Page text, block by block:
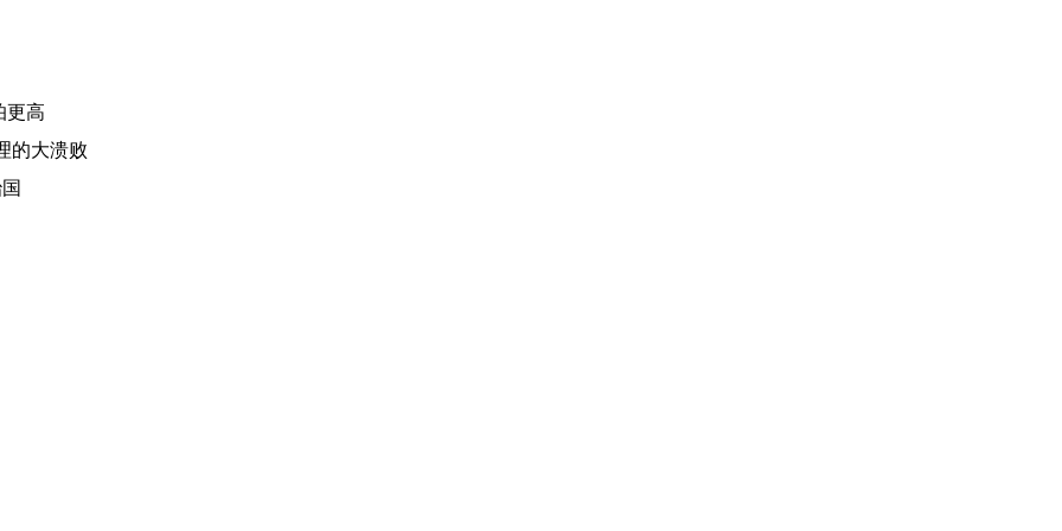
更高
的大溃败